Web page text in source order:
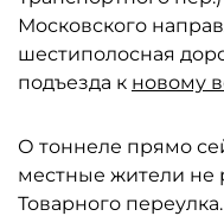
Московского
шестиполосная
подъезда к новому
О тоннеле прямо
местные жители не
Товарного